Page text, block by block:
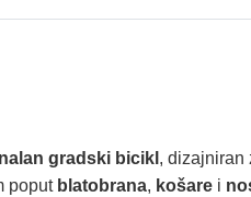
gradski bicikl , dizajniran
poput blatobrana, košare i